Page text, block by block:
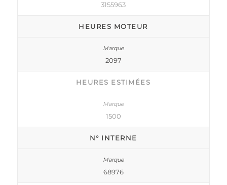
3155963
HEURES MOTEUR
2097
HEURES ESTIMÉES
1500
N° INTERNE
68976